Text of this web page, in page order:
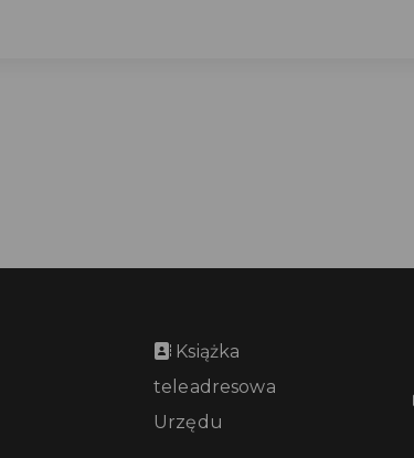
Książka
teleadresowa
Urzędu